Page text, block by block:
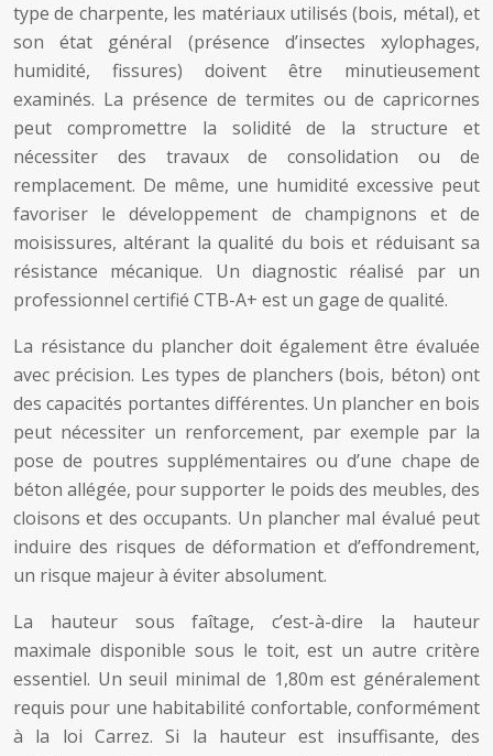
type de charpente, les matériaux utilisés (bois, métal), et
son état général (présence d’insectes xylophages,
humidité, fissures) doivent être minutieusement
examinés. La présence de termites ou de capricornes
peut compromettre la solidité de la structure et
nécessiter des travaux de consolidation ou de
remplacement. De même, une humidité excessive peut
favoriser le développement de champignons et de
moisissures, altérant la qualité du bois et réduisant sa
résistance mécanique. Un diagnostic réalisé par un
professionnel certifié CTB-A+ est un gage de qualité.
La résistance du plancher doit également être évaluée
avec précision. Les types de planchers (bois, béton) ont
des capacités portantes différentes. Un plancher en bois
peut nécessiter un renforcement, par exemple par la
pose de poutres supplémentaires ou d’une chape de
béton allégée, pour supporter le poids des meubles, des
cloisons et des occupants. Un plancher mal évalué peut
induire des risques de déformation et d’effondrement,
un risque majeur à éviter absolument.
La hauteur sous faîtage, c’est-à-dire la hauteur
maximale disponible sous le toit, est un autre critère
essentiel. Un seuil minimal de 1,80m est généralement
requis pour une habitabilité confortable, conformément
à la loi Carrez. Si la hauteur est insuffisante, des